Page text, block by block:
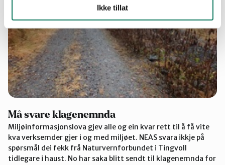
Ikke tillat
Må svare klagenemnda
Miljøinformasjonslova gjev alle og ein kvar rett til å få vite
kva verksemder gjer i og med miljøet. NEAS svara ikkje på
spørsmål dei fekk frå Naturvernforbundet i Tingvoll
tidlegare i haust. No har saka blitt sendt til klagenemnda for